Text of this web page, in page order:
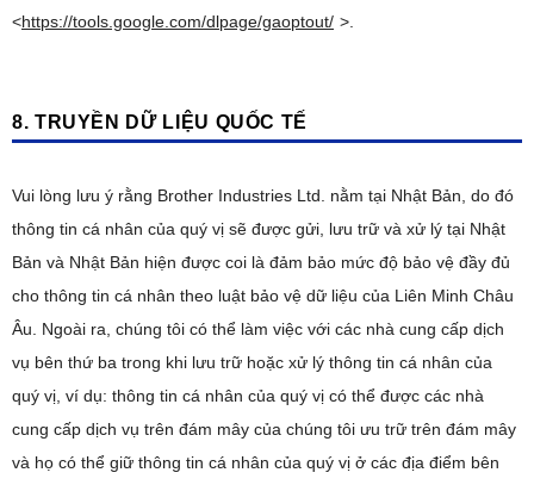
<https://tools.google.com/dlpage/gaoptout/ >.
8. TRUYỀN DỮ LIỆU QUỐC TẾ
Vui lòng lưu ý rằng Brother Industries Ltd. nằm tại Nhật Bản, do đó
thông tin cá nhân của quý vị sẽ được gửi, lưu trữ và xử lý tại Nhật
Bản và Nhật Bản hiện được coi là đảm bảo mức độ bảo vệ đầy đủ
cho thông tin cá nhân theo luật bảo vệ dữ liệu của Liên Minh Châu
Âu. Ngoài ra, chúng tôi có thể làm việc với các nhà cung cấp dịch
vụ bên thứ ba trong khi lưu trữ hoặc xử lý thông tin cá nhân của
quý vị, ví dụ: thông tin cá nhân của quý vị có thể được các nhà
cung cấp dịch vụ trên đám mây của chúng tôi ưu trữ trên đám mây
và họ có thể giữ thông tin cá nhân của quý vị ở các địa điểm bên